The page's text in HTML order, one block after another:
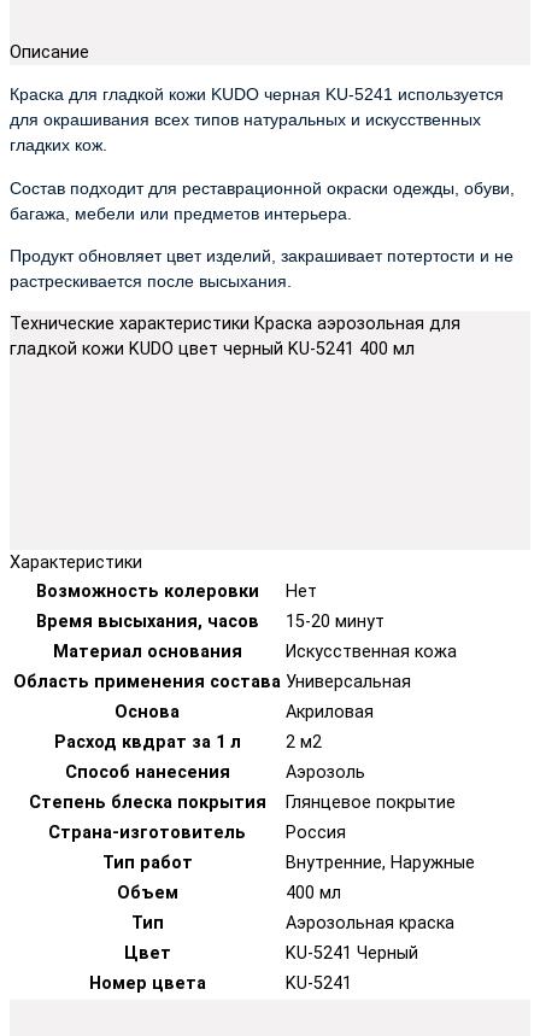
Описание
Краска для гладкой кожи KUDO черная KU-5241 используется
для окрашивания всех типов натуральных и искусственных
гладких кож.
Состав подходит для реставрационной окраски одежды, обуви,
багажа, мебели или предметов интерьера.
Продукт обновляет цвет изделий, закрашивает потертости и не
растрескивается после высыхания.
Технические характеристики Краска аэрозольная для
гладкой кожи KUDO цвет черный KU-5241 400 мл
Характеристики
Возможность колеровки
Нет
Время высыхания, часов
15-20 минут
Материал основания
Искусственная кожа
Область применения состава Универсальная
Основа
Акриловая
Расход квдрат за 1 л
2 м2
Способ нанесения
Аэрозоль
Степень блеска покрытия
Глянцевое покрытие
Страна-изготовитель
Россия
Тип работ
Внутренние, Наружные
Объем
400 мл
Тип
Аэрозольная краска
Цвет
KU-5241 Черный
Номер цвета
KU-5241